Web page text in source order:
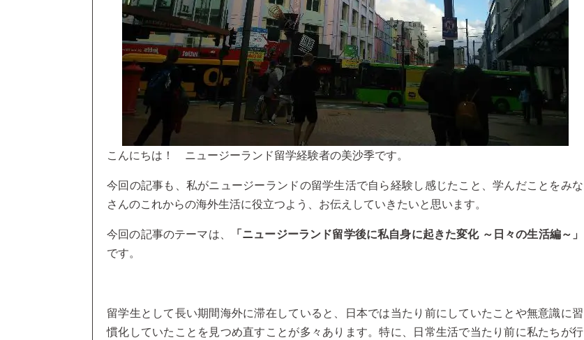
こんにちは！ ニュージーランド留学経験者の美沙季です。
今回の記事も、私がニュージーランドの留学生活で自ら経験し感じたこと、学んだことをみな
さんのこれからの海外生活に役立つよう、お伝えしていきたいと思います。
今回の記事のテーマは、
「ニュージーランド留学後に私自身に起きた変化 ～日々の生活編～」
です。
留学生として長い期間海外に滞在していると、日本では当たり前にしていたことや無意識に習
慣化していたことを見つめ直すことが多々あります。特に、日常生活で当たり前に私たちが行